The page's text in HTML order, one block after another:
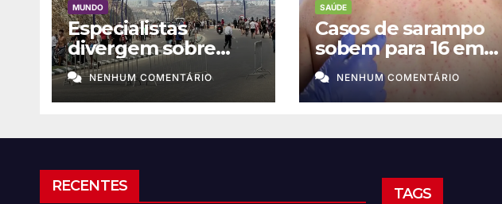
MUNDO
Especialistas
divergem sobre
anuência do
Marrocos em
migração a Ceuta
NENHUM COMENTÁRIO
SAÚDE
Casos de sarampo
sobem para 16 em
São Paulo
NENHUM COMENTÁRIO
RECENTES TAGS